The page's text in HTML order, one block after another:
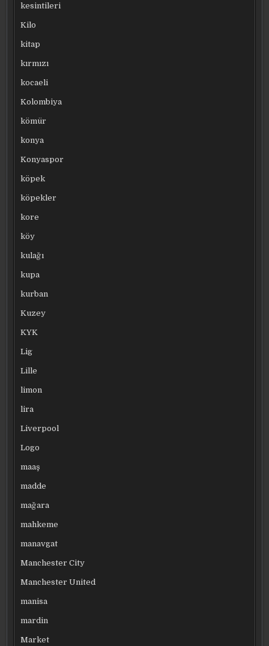
kesintileri
Kilo
kitap
kırmızı
kocaeli
Kolombiya
kömür
konya
Konyaspor
köpek
köpekler
kore
köy
kulağı
kupa
kurban
Kuzey
KYK
Lig
Lille
limon
lira
Liverpool
Logo
maaş
madde
mağara
mahkeme
manavgat
Manchester City
Manchester United
manisa
mardin
Market